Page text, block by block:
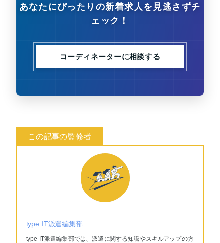
あなたにぴったりの新着求人を見逃さずチ
ェック！
コーディネーターに相談する
type IT派遣編集部
type IT派遣編集部では、派遣に関する知識やスキルアップの方